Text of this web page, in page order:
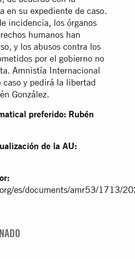
en su expediente de caso.
incidencia, los órganos
humanos han
y los abusos contra los
por el gobierno no
Amnistía Internacional
caso y pedirá la libertad
González.
preferido: Rubén
de la AU:
es/documents/amr53/1713/